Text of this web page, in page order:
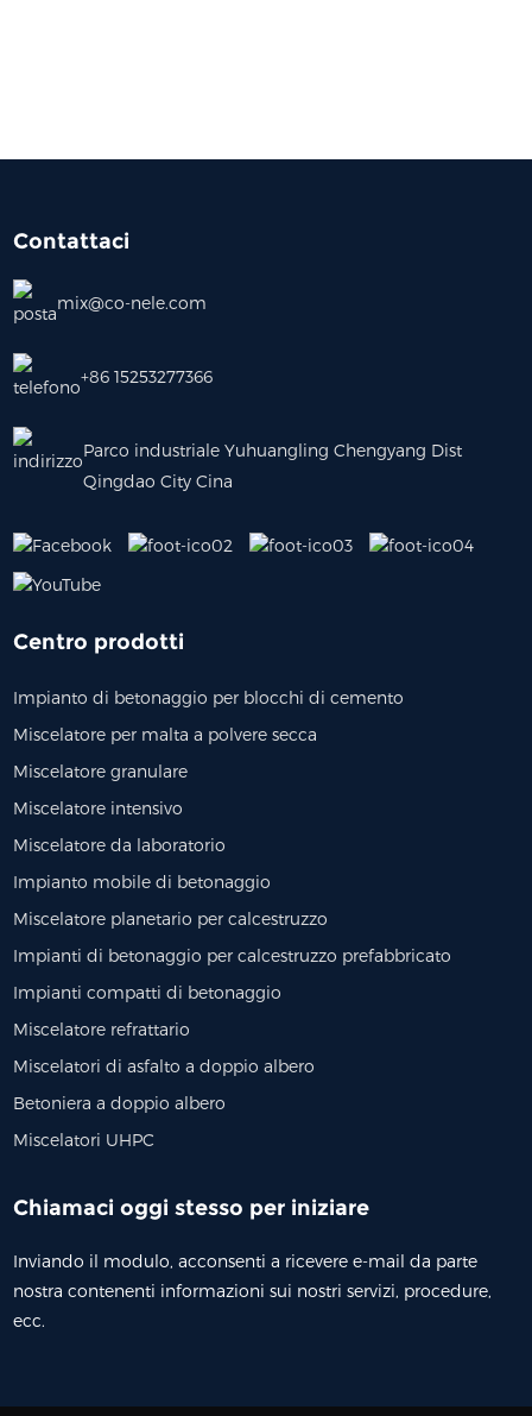
Contattaci
mix@co-nele.com
+86 15253277366
Parco industriale Yuhuangling Chengyang Dist
Qingdao City Cina
Centro prodotti
Impianto di betonaggio per blocchi di cemento
Miscelatore per malta a polvere secca
Miscelatore granulare
Miscelatore intensivo
Miscelatore da laboratorio
Impianto mobile di betonaggio
Miscelatore planetario per calcestruzzo
Impianti di betonaggio per calcestruzzo prefabbricato
Impianti compatti di betonaggio
Miscelatore refrattario
Miscelatori di asfalto a doppio albero
Betoniera a doppio albero
Miscelatori UHPC
Chiamaci oggi stesso per iniziare
Inviando il modulo, acconsenti a ricevere e-mail da parte
nostra contenenti informazioni sui nostri servizi, procedure,
ecc.